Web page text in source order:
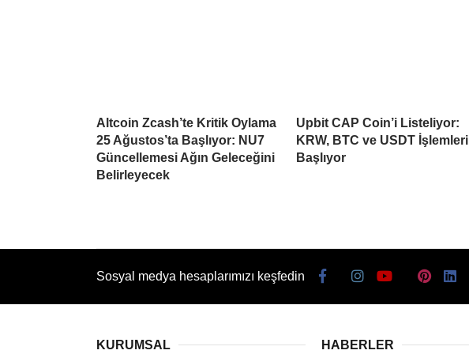
Altcoin Zcash’te Kritik Oylama
25 Ağustos’ta Başlıyor: NU7
Güncellemesi Ağın Geleceğini
Belirleyecek
Upbit CAP Coin’i Listeliyor:
KRW, BTC ve USDT İşlemleri
Başlıyor
Sosyal medya hesaplarımızı keşfedin
KURUMSAL HABERLER